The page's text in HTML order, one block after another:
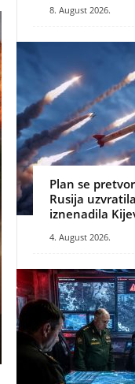
8. August 2026.
Plan se
Rusija
iznenadila
4. August 2026.